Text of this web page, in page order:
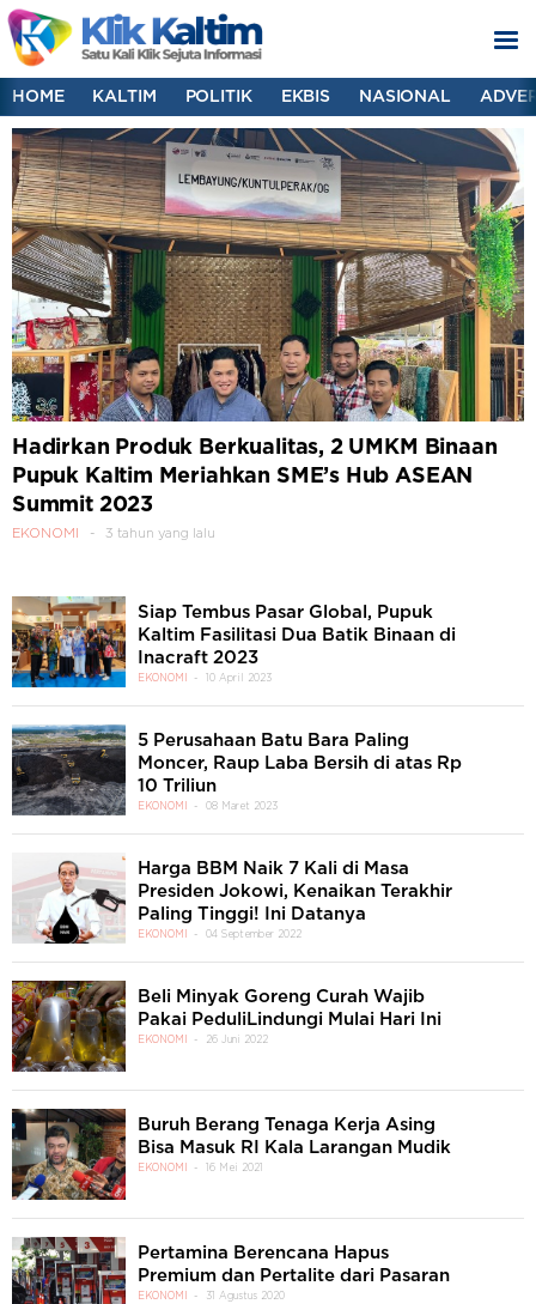
HOME KALTIM POLITIK EKBIS NASIONAL
Hadirkan Produk Berkualitas, 2 UMKM Binaan
Pupuk Kaltim Meriahkan SME’s Hub ASEAN
Summit 2023
EKONOMI 3 tahun yang lalu
Siap Tembus Pasar Global, Pupuk
Kaltim Fasilitasi Dua Batik Binaan di
Inacraft 2023
EKONOMI 10 April 2023
5 Perusahaan Batu Bara Paling
Moncer, Raup Laba Bersih di atas Rp
10 Triliun
EKONOMI 08 Maret 2023
Harga BBM Naik 7 Kali di Masa
Presiden Jokowi, Kenaikan Terakhir
Paling Tinggi! Ini Datanya
EKONOMI 04 September 2022
Beli Minyak Goreng Curah Wajib
Pakai PeduliLindungi Mulai Hari Ini
EKONOMI 26 Juni 2022
Buruh Berang Tenaga Kerja Asing
Bisa Masuk RI Kala Larangan Mudik
EKONOMI 16 Mei 2021
Pertamina Berencana Hapus
Premium dan Pertalite dari Pasaran
EKONOMI 31 Agustus 2020